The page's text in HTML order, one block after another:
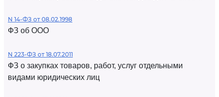
N 14-ФЗ от 08.02.1998
ФЗ об ООО
N 223-ФЗ от 18.07.2011
ФЗ о закупках товаров, работ, услуг отдельными
видами юридических лиц